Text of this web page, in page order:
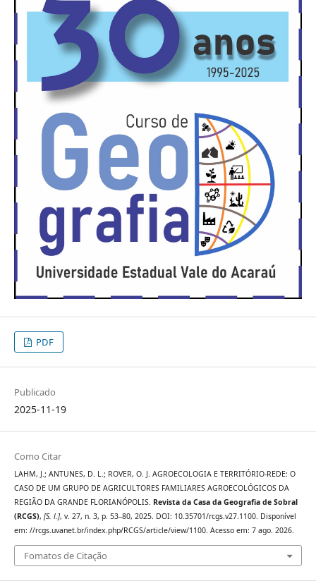
PDF
Publicado
2025-11-19
Como Citar
LAHM, J.; ANTUNES, D. L.; ROVER, O. J. AGROECOLOGIA E TERRITÓRIO-REDE: O
CASO DE UM GRUPO DE AGRICULTORES FAMILIARES AGROECOLÓGICOS DA
REGIÃO DA GRANDE FLORIANÓPOLIS. Revista da Casa da Geografia de Sobral
(RCGS), [S. l.], v. 27, n. 3, p. 53–80, 2025. DOI: 10.35701/rcgs.v27.1100. Disponível
em: //rcgs.uvanet.br/index.php/RCGS/article/view/1100. Acesso em: 7 ago. 2026.
Fomatos de Citação